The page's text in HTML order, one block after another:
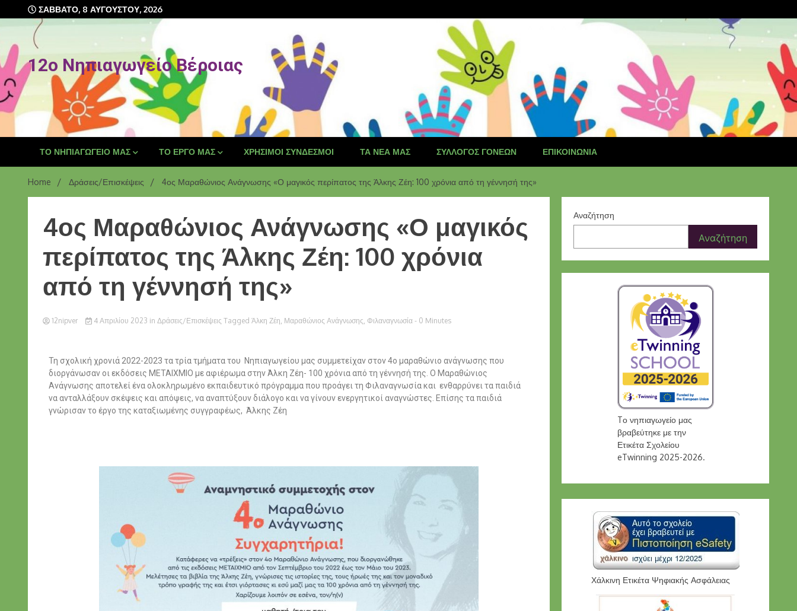
ΣΆΒΒΑΤΟ, 8 ΑΥΓΟΎΣΤΟΥ, 2026
12o Νηπιαγωγείο Βέροιας
ΤΟ ΝΗΠΙΑΓΩΓΕΊΟ ΜΑΣ ΤΟ ΈΡΓΟ ΜΑΣ ΧΡΉΣΙΜΟΙ ΣΎΝΔΕΣΜΟΙ ΤΑ ΝΈΑ ΜΑΣ ΣΎΛΛΟΓΟΣ ΓΟΝΈΩΝ ΕΠΙΚΟΙΝΩΝΊΑ
Home Δράσεις/Επισκέψεις 4ος Μαραθώνιος Ανάγνωσης «Ο μαγικός περίπατος της Άλκης Ζέη: 100 χρόνια από τη γέννησή της»
4ος Μαραθώνιος Ανάγνωσης «Ο μαγικός
περίπατος της Άλκης Ζέη: 100 χρόνια
από τη γέννησή της»
12nipver 4 Απριλίου 2023 in Δράσεις/Επισκέψεις Tagged Άλκη Ζέη, Μαραθώνιος Ανάγνωσης, Φιλαναγνωσία - 0 Minutes
Τη σχολική χρονιά 2022-2023 τα τρία τμήματα του Νηπιαγωγείου μας συμμετείχαν στον 4ο μαραθώνιο ανάγνωσης που
διοργάνωσαν οι εκδόσεις ΜΕΤΑΙΧΜΙΟ με αφιέρωμα στην Άλκη Ζέη- 100 χρόνια από τη γέννησή της. Ο Μαραθώνιος
Ανάγνωσης αποτελεί ένα ολοκληρωμένο εκπαιδευτικό πρόγραμμα που προάγει τη Φιλαναγνωσία και ενθαρρύνει τα παιδιά
να ανταλλάξουν σκέψεις και απόψεις, να αναπτύξουν διάλογο και να γίνουν ενεργητικοί αναγνώστες. Επίσης τα παιδιά
γνώρισαν το έργο της καταξιωμένης συγγραφέως, Άλκης Ζέη
Αναζήτηση
Αναζήτηση
Tο νηπιαγωγείο μας
βραβεύτηκε με την
Ετικέτα Σχολείου
eTwinning 2025-2026.
Χάλκινη Ετικέτα Ψηφιακής Ασφάλειας